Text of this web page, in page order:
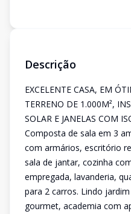
Descrição
EXCELENTE CASA, EM
TERRENO DE 1.000M²,
SOLAR E JANELAS COM
Composta de sala em 3
com armários, escritório
sala de jantar, cozinha
empregada, lavanderia,
para 2 carros. Lindo
gourmet, academia com